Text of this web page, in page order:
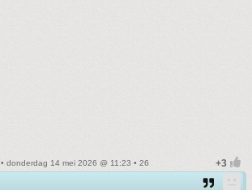
• donderdag 14 mei 2026 @ 11:23 • 26